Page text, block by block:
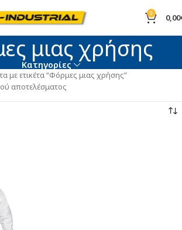
0 0,00
μιας χρήσης
Κατηγορίες
με ετικέτα “Φόρμες μιας χρήσης”
αποτελέσματος